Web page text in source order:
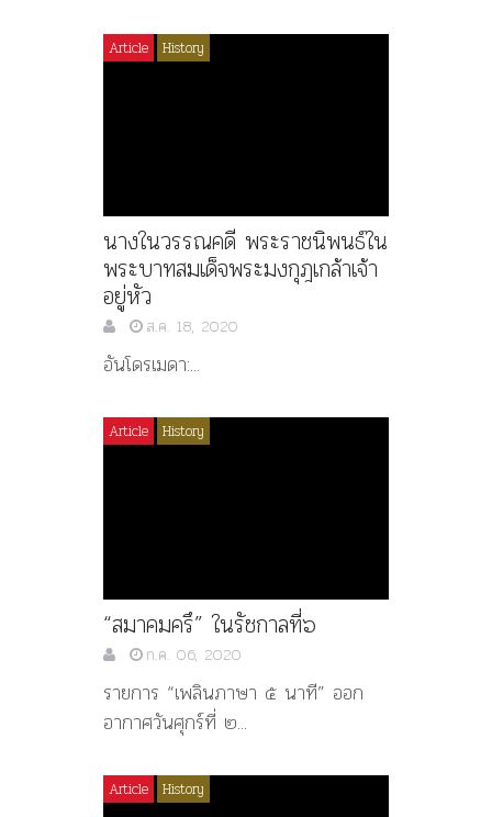
Article History
นางในวรรณคดี พระราชนิพนธ์ใน
พระบาทสมเด็จพระมงกุฎเกล้าเจ้า
อยู่หัว
ส.ค. 18, 2020
อันโดรเมดา:...
Article History
“สมาคมครึ” ในรัชกาลที่๖
ก.ค. 06, 2020
รายการ “เพลินภาษา ๕ นาที” ออก
อากาศวันศุกร์ที่ ๒...
Article History